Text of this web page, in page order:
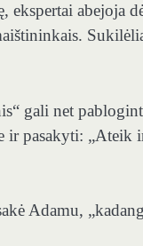
ekspertai abejoja
gali net
pasakyti: „Ateik
Adamu,